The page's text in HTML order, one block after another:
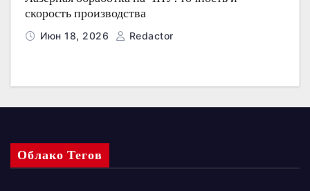
скорость производства
Июн 18, 2026 Redactor
Облако Тегов